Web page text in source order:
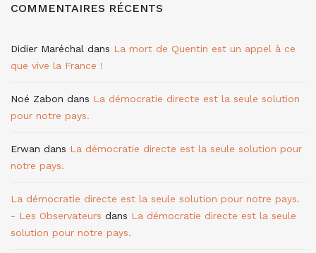
COMMENTAIRES RÉCENTS
Didier Maréchal dans La mort de Quentin est un appel à ce
que vive la France !
Noé Zabon dans La démocratie directe est la seule solution
pour notre pays.
Erwan dans La démocratie directe est la seule solution pour
notre pays.
La démocratie directe est la seule solution pour notre pays.
- Les Observateurs dans La démocratie directe est la seule
solution pour notre pays.